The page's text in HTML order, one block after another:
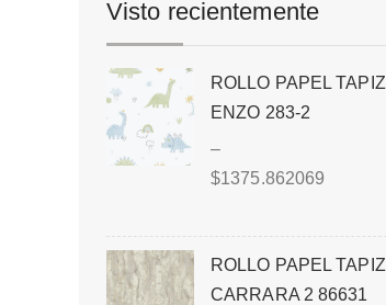
Visto recientemente
ROLLO PAPEL TAPIZ
ENZO 283-2
–
$1375.862069
ROLLO PAPEL TAPIZ
CARRARA 2 86631